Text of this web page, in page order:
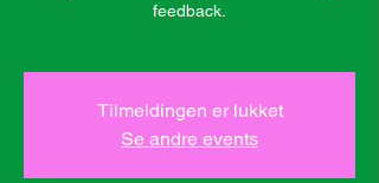
feedback.
Tilmeldingen er lukket
Se andre events